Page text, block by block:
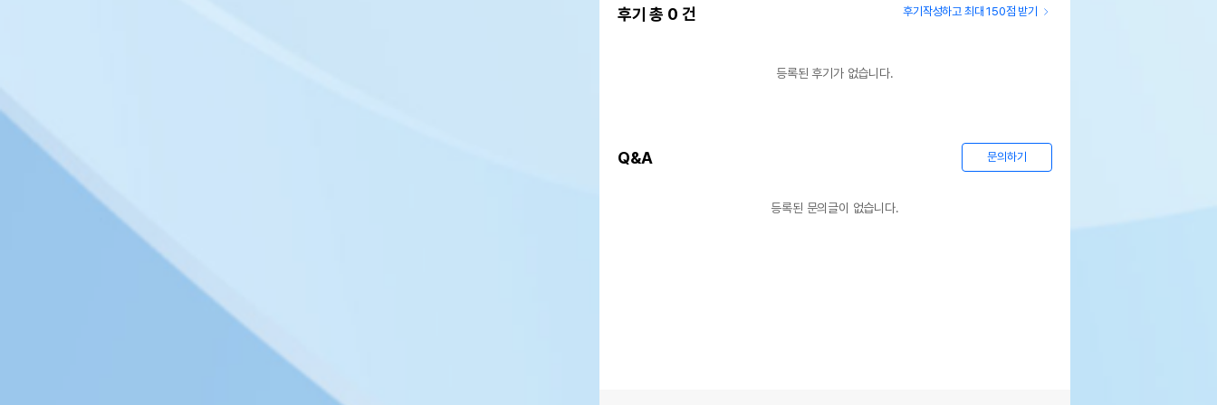
후기 총 0 건 후기작성하고 최대 150점 받기
등록된 후기가 없습니다.
Q&A 문의하기
등록된 문의글이 없습니다.